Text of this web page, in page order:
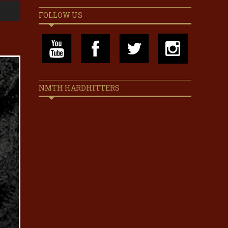
FOLLOW US
NMTH HARDHITTERS